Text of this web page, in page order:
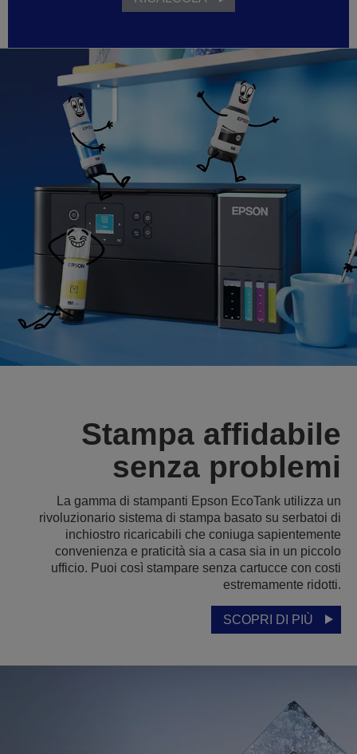
Stampa affidabile
senza problemi
La gamma di stampanti Epson EcoTank utilizza un
rivoluzionario sistema di stampa basato su serbatoi di
inchiostro ricaricabili che coniuga sapientemente
convenienza e praticità sia a casa sia in un piccolo
ufficio. Puoi così stampare senza cartucce con costi
estremamente ridotti.
SCOPRI DI PIÙ